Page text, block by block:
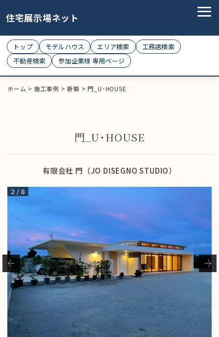
住宅展示場ネット
トップ モデルハウス エリア検索
工務店検索
不動産検索
参加企業様 専用ページ
ホーム > 施工事例 >新築 > 門_U･HOUSE
門_U･HOUSE
有限会社 門（JO DISEGNO STUDIO）
2 /8